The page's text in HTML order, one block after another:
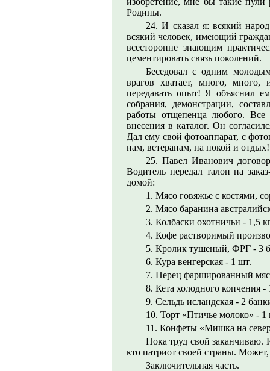
Родины.
24. И сказал я: всякий
всякий человек, имеющий
всесторонне знающим
цементировать связь поколений.
Беседовал с одним
врагов хватает, много,
передавать опыт! Я объяснил
собрания, демонстрации,
работы отщепенца любого.
внесения в каталог. Он
Дал ему свой фотоаппарат, с
нам, ветеранам, на покой и
25. Павел Иванович
Водитель передал талон на
домой:
1. Мясо говяжье с костями,
2. Мясо баранина
3. Колбаски охотничьи - 1,5
4. Кофе растворимый
5. Кролик тушеный, ФРГ - 3
6. Кура венгерская - 1 шт.
7. Перец фаршированный
8. Кета холодного копчения -
9. Сельдь исландская - 2
10. Торт «Птичье молоко» - 1
11. Конфеты «Мишка на
Пока труд свой заканчиваю.
кто патриот своей страны.
Заключительная часть.